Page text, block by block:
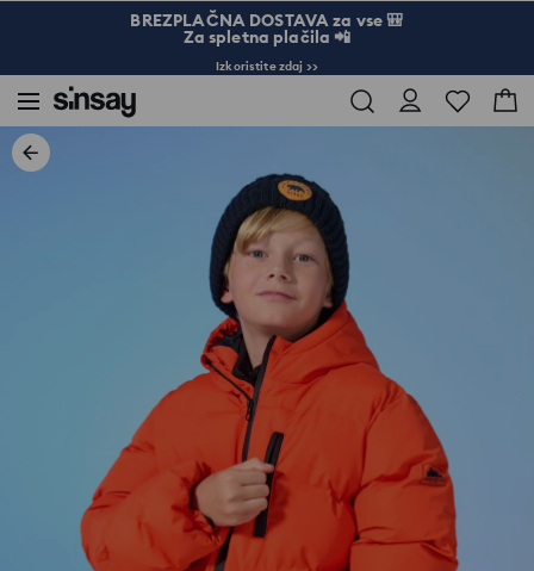
BREZPLAČNA DOSTAVA za vse 🎒
Za spletna plačila 📲
Izkoristite zdaj >>